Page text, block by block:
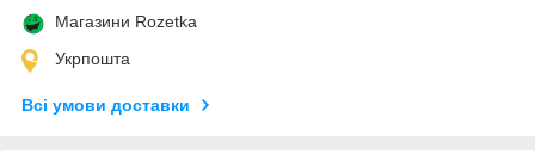
Магазини Rozetka
Укрпошта
Всі умови доставки